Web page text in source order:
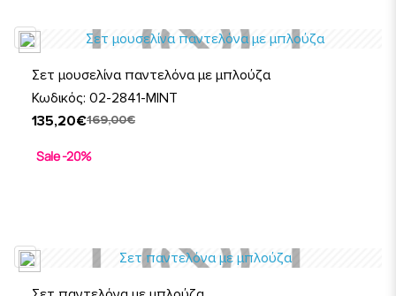
Σετ μουσελίνα παντελόνα με μπλούζα
Κωδικός: 02-2841-MINT
135,20€169,00€
Sale -20%